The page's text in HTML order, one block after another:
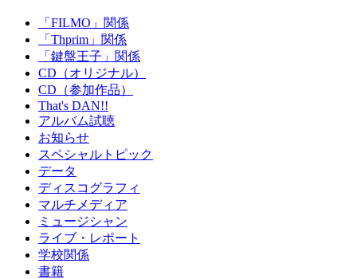
「FILMO」関係
「Thprim」関係
「鍵盤王子」関係
CD（オリジナル）
CD（参加作品）
That's DAN!!
アルバム試聴
お知らせ
スペシャルトピック
データ
ディスコグラフィ
マルチメディア
ミュージシャン
ライブ・レポート
学校関係
書籍